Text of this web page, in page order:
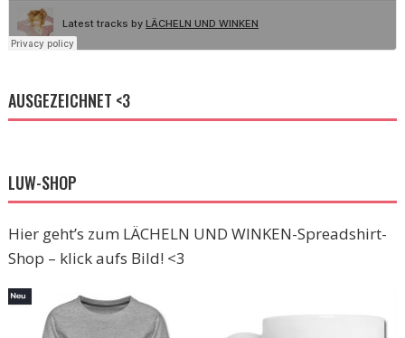
AUSGEZEICHNET <3
LUW-SHOP
Hier geht’s zum LÄCHELN UND WINKEN-Spreadshirt-
Shop – klick aufs Bild! <3